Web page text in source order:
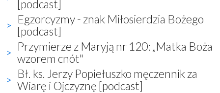
[podcast]
Egzorcyzmy - znak Miłosierdzia Bożego
[podcast]
Przymierze z Maryją nr 120: „Matka Boża
wzorem cnót"
Bł. ks. Jerzy Popiełuszko męczennik za
Wiarę i Ojczyznę [podcast]